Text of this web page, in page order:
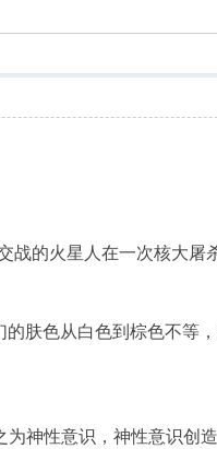
的火星人在一次核大屠
肤色从白色到棕色不等
神性意识，神性意识创